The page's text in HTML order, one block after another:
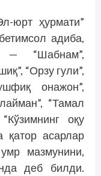
юрт ҳурмати”
адиба,
— “Шабнам”,
“Орзу гули”,
онажон”,
“Тамал
оқу
қатор асарлар
мазмунини,
деб билди.